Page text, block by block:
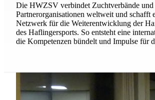
Die HWZSV verbindet Zuchtverbände und
Partnerorganisationen weltweit und schafft
Netzwerk für die Weiterentwicklung der
des Haflingersports. So entsteht eine
die Kompetenzen bündelt und Impulse für